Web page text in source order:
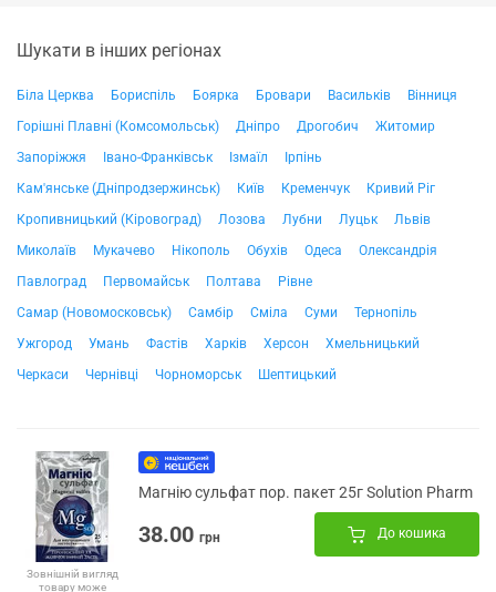
Шукати в інших регіонах
Біла Церква Бориспіль Боярка Бровари Васильків
Вінниця
Горішні Плавні (Комсомольськ)
Дніпро Дрогобич
Житомир
Запоріжжя
Івано-Франківськ Ізмаїл
Ірпінь
Кам'янське (Дніпродзержинськ)
Київ Кременчук
Кривий Ріг
Кропивницький (Кіровоград)
Лозова Лубни Луцьк
Львів
Миколаїв
Мукачево Нікополь Обухів Одеса
Олександрія
Павлоград
Первомайськ Полтава
Рівне
Самар (Новомосковськ)
Самбір Сміла Суми
Тернопіль
Ужгород
Умань Фастів Харків Херсон
Хмельницький
Черкаси
Чернівці Чорноморськ Шептицький
Зовнішній вигляд
товару може
Магнію сульфат пор. пакет 25г Solution Pharm
38.00 грн До кошика